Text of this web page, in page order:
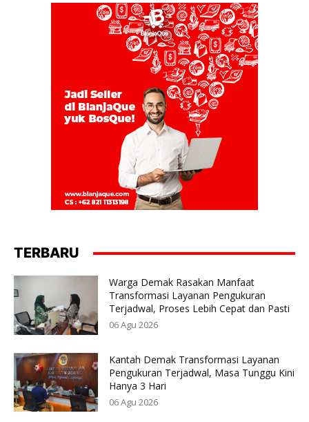
TERBARU
Warga Demak Rasakan Manfaat
Transformasi Layanan Pengukuran
Terjadwal, Proses Lebih Cepat dan Pasti
06 Agu 2026
Kantah Demak Transformasi Layanan
Pengukuran Terjadwal, Masa Tunggu Kini
Hanya 3 Hari
06 Agu 2026